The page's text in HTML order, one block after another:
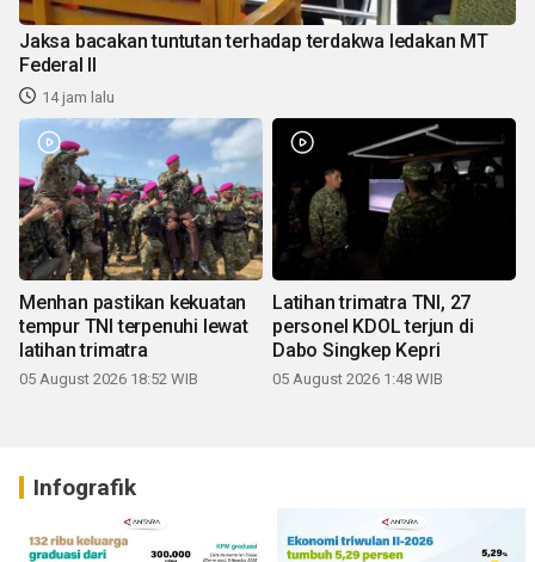
Jaksa bacakan tuntutan terhadap terdakwa ledakan MT
Federal II
14 jam lalu
Menhan pastikan kekuatan
tempur TNI terpenuhi lewat
latihan trimatra
05 August 2026 18:52 WIB
Latihan trimatra TNI, 27
personel KDOL terjun di
Dabo Singkep Kepri
05 August 2026 1:48 WIB
Infografik